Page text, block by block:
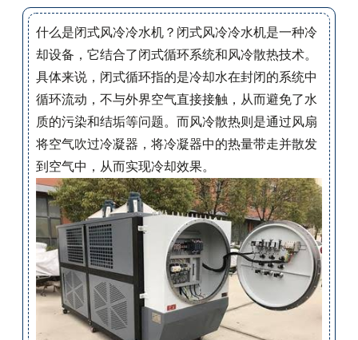
什么是闭式风冷冷水机？ 闭式风冷冷水机是一种冷
却设备，它结合了闭式循环系统和风冷散热技术。
具体来说，闭式循环指的是冷却水在封闭的系统中
循环流动，不与外界空气直接接触，从而避免了水
质的污染和结垢等问题。而风冷散热则是通过风扇
将空气吹过冷凝器，将冷凝器中的热量带走并散发
到空气中，从而实现冷却效果。